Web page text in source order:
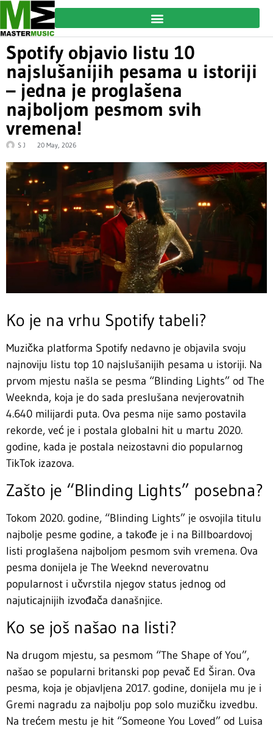
Spotify objavio listu 10
najslušanijih pesama u istoriji
– jedna je proglašena
najboljom pesmom svih
vremena!
S J 20 May, 2026
Ko je na vrhu Spotify tabeli?
Muzička platforma Spotify nedavno je objavila svoju
najnoviju listu top 10 najslušanijih pesama u istoriji. Na
prvom mjestu našla se pesma “Blinding Lights” od The
Weeknda, koja je do sada preslušana nevjerovatnih
4.640 milijardi puta. Ova pesma nije samo postavila
rekorde, već je i postala globalni hit u martu 2020.
godine, kada je postala neizostavni dio popularnog
TikTok izazova.
Zašto je “Blinding Lights” posebna?
Tokom 2020. godine, “Blinding Lights” je osvojila titulu
najbolje pesme godine, a takođe je i na Billboardovoj
listi proglašena najboljom pesmom svih vremena. Ova
pesma donijela je The Weeknd neverovatnu
popularnost i učvrstila njegov status jednog od
najuticajnijih izvođača današnjice.
Ko se još našao na listi?
Na drugom mjestu, sa pesmom “The Shape of You”,
našao se popularni britanski pop pevač Ed Širan. Ova
pesma, koja je objavljena 2017. godine, donijela mu je i
Gremi nagradu za najbolju pop solo muzičku izvedbu.
Na trećem mestu je hit “Someone You Loved” od Luisa